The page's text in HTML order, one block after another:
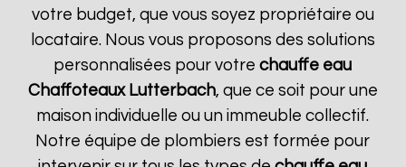
votre budget, que vous soyez propriétaire ou
locataire. Nous vous proposons des solutions
personnalisées pour votrechauffe eau
Chaffoteaux Lutterbach, que ce soit pour une
maison individuelle ou un immeuble collectif.
Notre équipe de plombiers est formée pour